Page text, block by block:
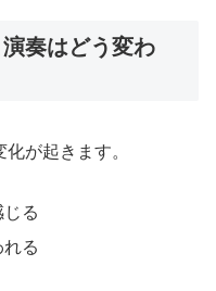
奏はどう変わ
が起きます。
る
る